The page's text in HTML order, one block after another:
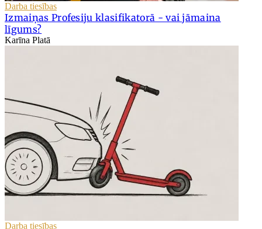
Darba tiesības
Izmaiņas Profesiju klasifikatorā - vai jāmaina
līgums?
Karīna Platā
Darba tiesības